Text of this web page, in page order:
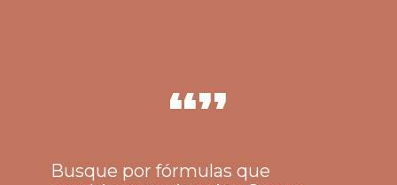
Busque por fórmulas que
“”